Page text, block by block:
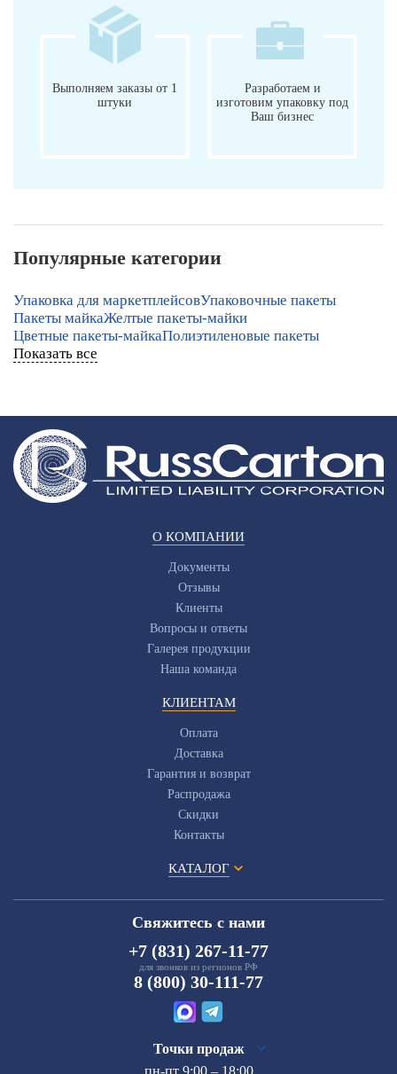
Выполняем заказы от 1
штуки
Разработаем и
изготовим упаковку под
Ваш бизнес
Популярные категории
Упаковка для маркетплейсовУпаковочные пакеты
Пакеты майкаЖелтые пакеты-майки
Цветные пакеты-майкаПолиэтиленовые пакеты
Показать все
О КОМПАНИИ
Документы
Отзывы
Клиенты
Вопросы и ответы
Галерея продукции
Наша команда
КЛИЕНТАМ
Оплата
Доставка
Гарантия и возврат
Распродажа
Скидки
Контакты
КАТАЛОГ
Свяжитесь с нами
+7 (831) 267-11-77
для звонков из регионов РФ
8 (800) 30-111-77
Точки продаж
пн-пт 9:00 – 18:00